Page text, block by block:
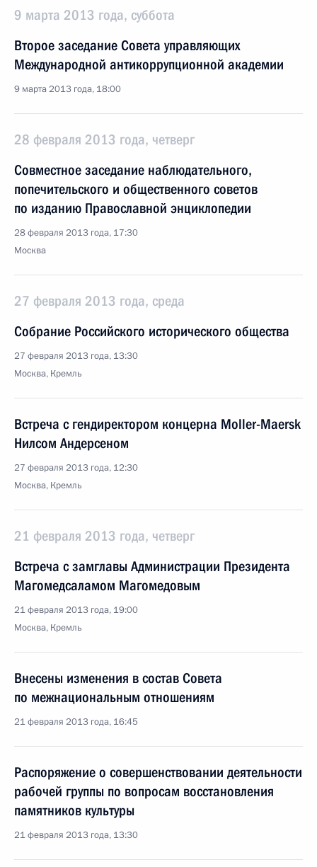
9 марта 2013 года, суббота
Второе заседание Совета управляющих
Международной антикоррупционной академии
9 марта 2013 года, 18:00
28 февраля 2013 года, четверг
Совместное заседание наблюдательного,
попечительского и общественного советов
по изданию Православной энциклопедии
28 февраля 2013 года, 17:30
Москва
27 февраля 2013 года, среда
Собрание Российского исторического общества
27 февраля 2013 года, 13:30
Москва, Кремль
Встреча с гендиректором концерна Moller-Maersk
Нилсом Андерсеном
27 февраля 2013 года, 12:30
Москва, Кремль
21 февраля 2013 года, четверг
Встреча с замглавы Администрации Президента
Магомедсаламом Магомедовым
21 февраля 2013 года, 19:00
Москва, Кремль
Внесены изменения в состав Совета
по межнациональным отношениям
21 февраля 2013 года, 16:45
Распоряжение о совершенствовании деятельности
рабочей группы по вопросам восстановления
памятников культуры
21 февраля 2013 года, 13:30